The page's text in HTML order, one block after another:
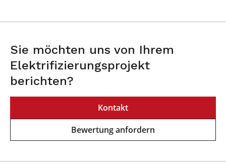
Sie möchten uns von Ihrem
Elektrifizierungsprojekt
berichten?
Kontakt
Bewertung anfordern